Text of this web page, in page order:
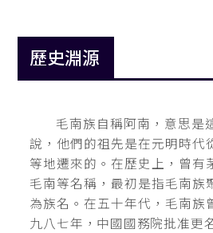
歷史淵源
毛南族自稱阿南，意思是
說，他們的祖先是在元明時代
等地遷來的。在歷史上，曾有
毛南等名稱，最初是指毛南族
為族名。在五十年代，毛南族
九八七年，中國國務院批准更